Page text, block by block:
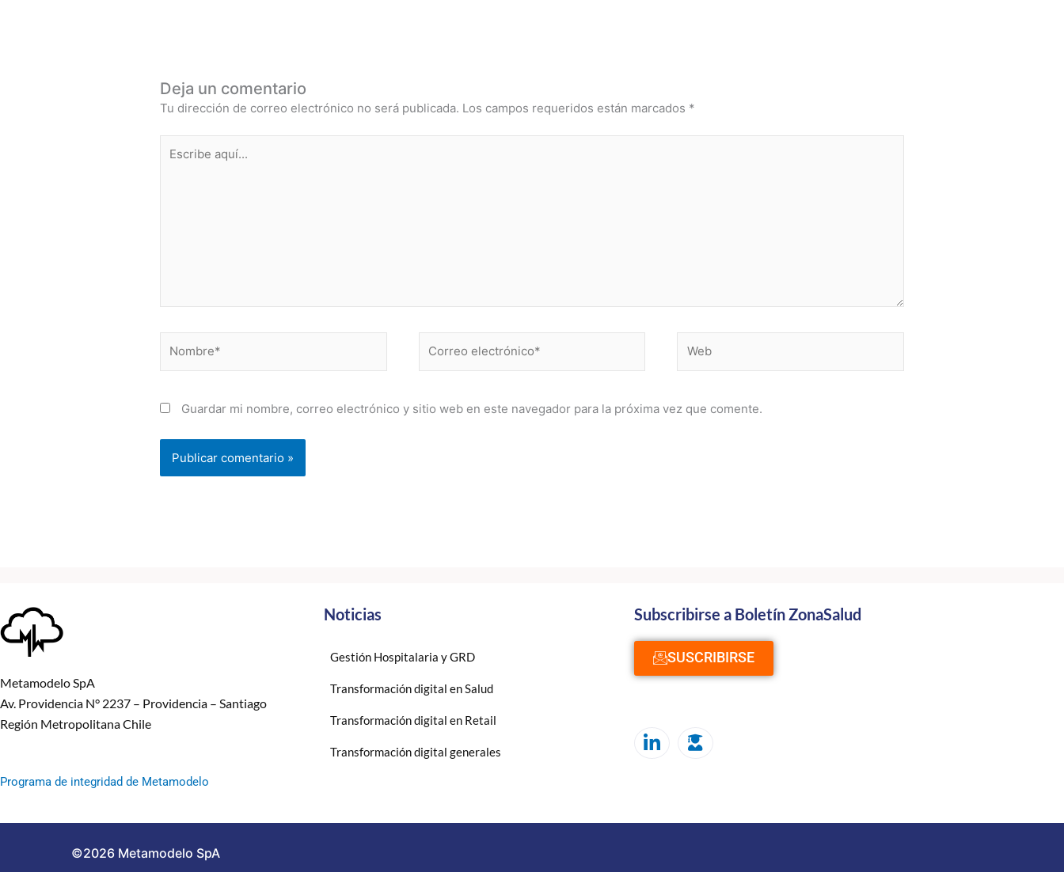
Deja un comentario
Tu dirección de correo electrónico no será publicada. Los campos requeridos están marcados *
aquí...
electrónico*
Guardar mi nombre, correo electrónico y sitio web en este navegador para la próxima vez que comente.
Metamodelo SpA
Av. Providencia N° 2237 – Providencia – Santiago
Región Metropolitana Chile
Programa de integridad de Metamodelo
Noticias
Gestión Hospitalaria y GRD
Transformación digital en Salud
Transformación digital en Retail
Transformación digital generales
Subscribirse a Boletín ZonaSalud
SUSCRIBIRSE
©2026 Metamodelo SpA